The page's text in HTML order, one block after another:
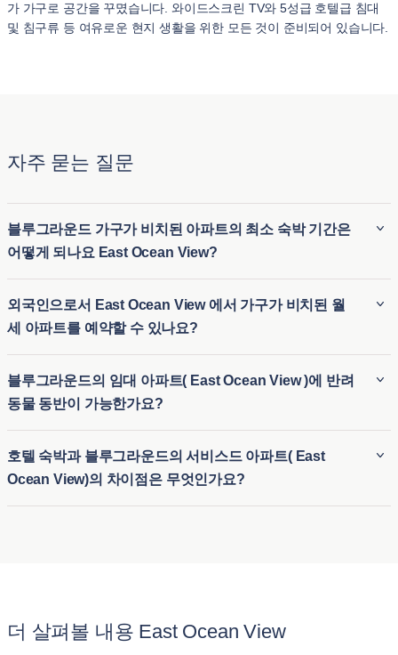
가 가구로 공간을 꾸몄습니다. 와이드스크린 TV와 5성급 호텔급 침대
및 침구류 등 여유로운 현지 생활을 위한 모든 것이 준비되어 있습니다.
자주 묻는 질문
블루그라운드 가구가 비치된 아파트의 최소 숙박 기간은
어떻게 되나요 East Ocean View?
소 숙박 기간은 일반적으로 2 박 입니다. 따라서 가구가 완비된
장기 임대 숙소( East Ocean View )와 임시 숙소가 필요한 단기
숙소 옵션 모두에 이상적입니다. 블루그라운드는 이사 또는 장
기 방문 등 다양한 체류 기간에 유연하게 대응할 수 있습니다.
외국인으로서 East Ocean View 에서 가구가 비치된 월
세 아파트를 예약할 수 있나요?
므로 외국인도 East Ocean View 에서 월세 아파트를 쉽게 예약
할 수 있습니다. 비즈니스나 레저를 위해 East Ocean View 에
서 월세 아파트를 찾고 계신다면, 블루그라운드는 도시에 익숙
하지 않은 분들에게 유연하고 편리한 임시 주거 옵션을 제공합
니다. 따라서 외국인이나 여행객은 장기 계약 없이도 가구가 완
비된 숙소에 쉽게 정착할 수 있습니다.
블루그라운드의 임대 아파트( East Ocean View )에 반려
동물 동반이 가능한가요?
반려동물 친화적이어서 세입자가 반려동물을 동반할 수 있습
니다. East Ocean View 의 반려동물 동반 가능 아파트는 공원
및 반려동물에게 적합한 기타 편의시설 근처에 위치한 숙소가
호텔 숙박과 블루그라운드의 서비스드 아파트( East
Ocean View)의 차이점은 무엇인가요?
숙박시설의 일시적인 느낌보다는 집과 같은 느낌을 줍니다.
더 살펴볼 내용 East Ocean View